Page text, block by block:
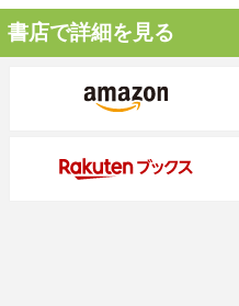
書店で詳細を見る